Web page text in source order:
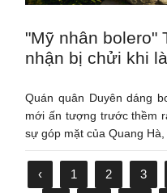
"Mỹ nhân bolero"
nhận bị chửi khi
Quán quân Duyên dáng
mới ấn tượng trước thềm
sự góp mặt của Quang
‹ 1 2 3